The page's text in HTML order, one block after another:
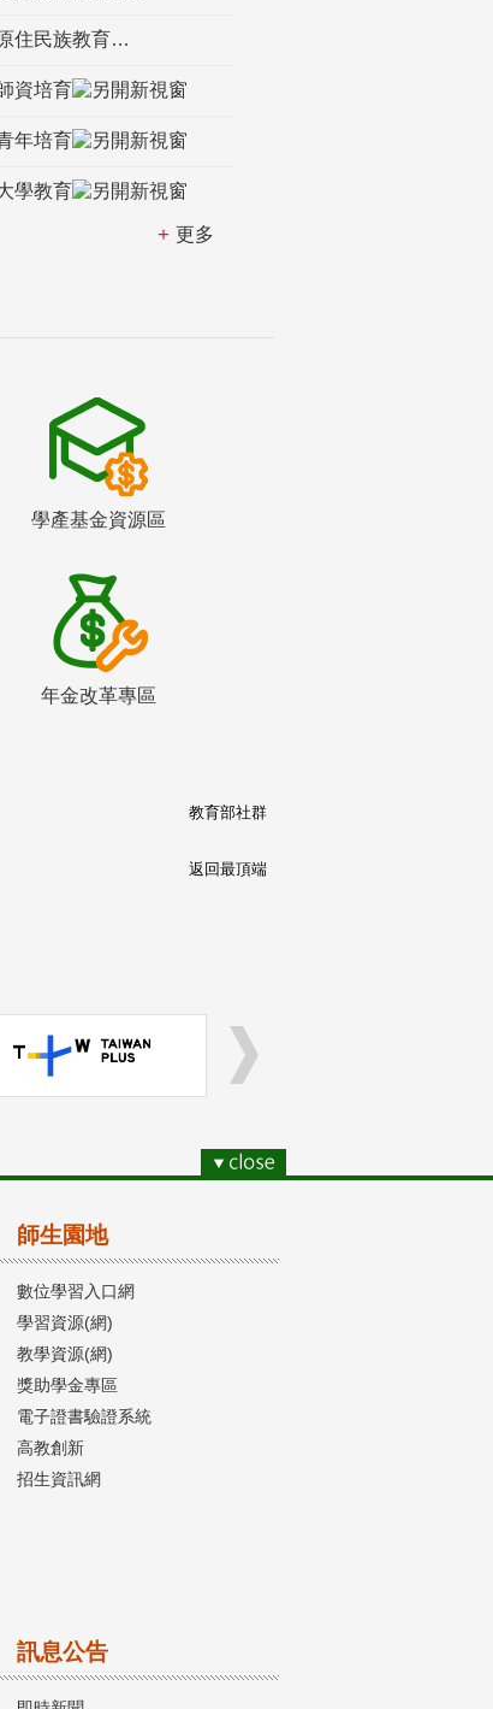
住民族教育
資培育
年培育
學教育
更多
學產基金資源區
年金改革專區
教育部社群
返回最頂端
師生園地
數位學習入口網
學習資源(網)
教學資源(網)
獎助學金專區
電子證書驗證系統
高教創新
招生資訊網
訊息公告